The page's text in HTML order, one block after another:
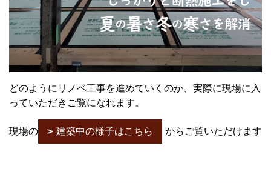
どのようにリノベ工事を進めていくのか、実際に現場に入
っていただきご覧になれます。
現場の 建築中の様子はこちら からご覧いただけます